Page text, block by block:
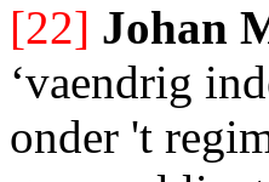
[22] Johan
‘vaendrig
onder 't